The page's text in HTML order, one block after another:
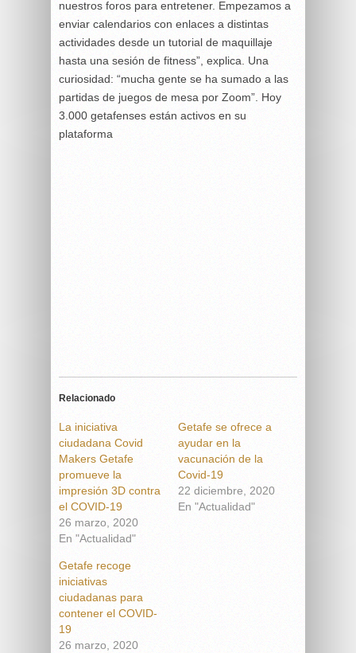
nuestros foros para entretener. Empezamos a
enviar calendarios con enlaces a distintas
actividades desde un tutorial de maquillaje
hasta una sesión de fitness”, explica. Una
curiosidad: “mucha gente se ha sumado a las
partidas de juegos de mesa por Zoom”. Hoy
3.000 getafenses están activos en su
plataforma
Relacionado
La iniciativa
ciudadana Covid
Makers Getafe
promueve la
impresión 3D contra
el COVID-19
26 marzo, 2020
En "Actualidad"
Getafe se ofrece a
ayudar en la
vacunación de la
Covid-19
22 diciembre, 2020
En "Actualidad"
Getafe recoge
iniciativas
ciudadanas para
contener el COVID-
19
26 marzo, 2020